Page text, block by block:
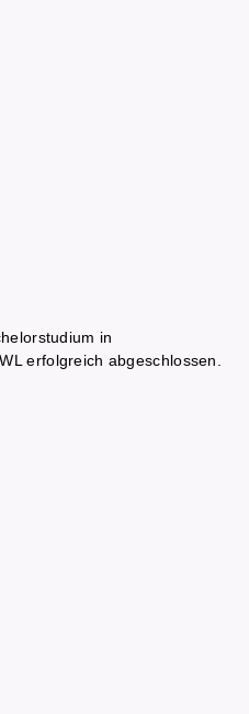
in
erfolgreich abgeschlossen.